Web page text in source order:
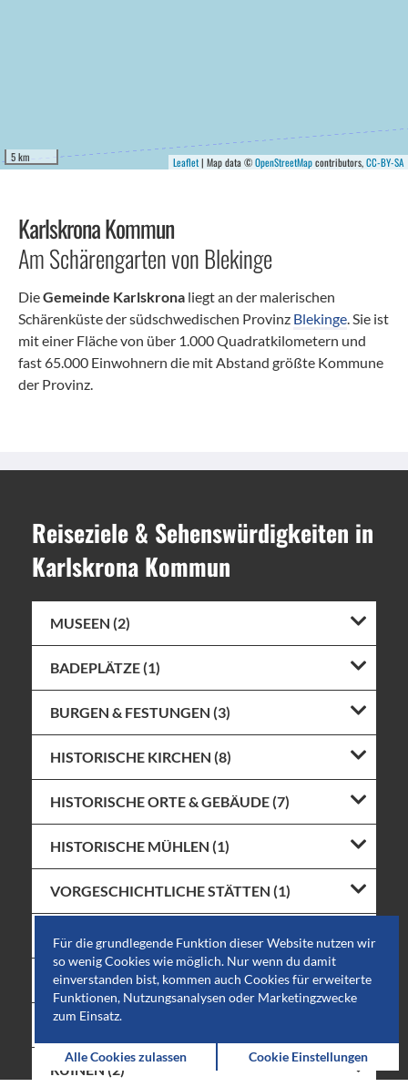
Für die grundlegende Funktion dieser Website nutzen wir
so wenig Cookies wie möglich. Nur wenn du damit
einverstanden bist, kommen auch Cookies für erweiterte
Funktionen, Nutzungsanalysen oder Marketingzwecke
zum Einsatz.
Alle Cookies zulassen Cookie Einstellungen
5 km Leaflet| Map data ©OpenStreetMapcontributors,CC-BY-SA
Karlskrona Kommun
Am Schärengarten von Blekinge
DieGemeinde Karlskrona liegt an der malerischen
Schärenküste der südschwedischen Provinz Blekinge. Sie ist
mit einer Fläche von über 1.000 Quadratkilometern und
fast 65.000 Einwohnern die mit Abstand größte Kommune
der Provinz.
Reiseziele & Sehenswürdigkeiten in
Karlskrona Kommun
MUSEEN (2)
BADEPLÄTZE (1)
BURGEN & FESTUNGEN (3)
HISTORISCHE KIRCHEN (8)
HISTORISCHE ORTE & GEBÄUDE (7)
HISTORISCHE MÜHLEN (1)
VORGESCHICHTLICHE STÄTTEN (1)
THEMEN- & FREIZEITPARKS (1)
NATURSCHUTZGEBIETE (2)
PARKS & GÄRTEN (2)
RUINEN (2)